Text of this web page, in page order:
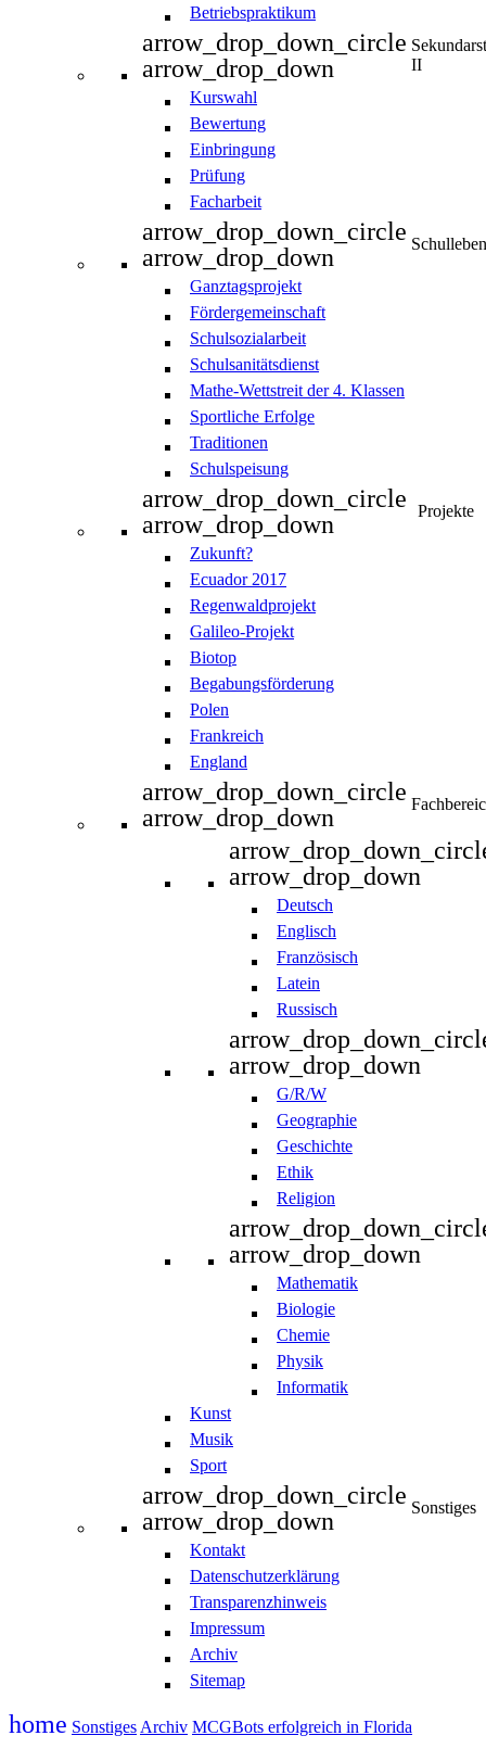
Betriebspraktikum
arrow_drop_down_circle
arrow_drop_down
II
Kurswahl
Bewertung
Einbringung
Prüfung
Facharbeit
arrow_drop_down_circle
arrow_drop_down
Schulleben
Ganztagsprojekt
Fördergemeinschaft
Schulsozialarbeit
Schulsanitätsdienst
Mathe-Wettstreit der 4. Klassen
Sportliche Erfolge
Traditionen
Schulspeisung
arrow_drop_down_circle
arrow_drop_down
Projekte
Zukunft?
Ecuador 2017
Regenwaldprojekt
Galileo-Projekt
Biotop
Begabungsförderung
Polen
Frankreich
England
arrow_drop_down_circle
arrow_drop_down
arrow_drop_down
Deutsch
Englisch
Französisch
Latein
Russisch
arrow_drop_down
G/R/W
Geographie
Geschichte
Ethik
Religion
arrow_drop_down
Mathematik
Biologie
Chemie
Physik
Informatik
Kunst
Musik
Sport
arrow_drop_down_circle
arrow_drop_down
Sonstiges
Kontakt
Datenschutzerklärung
Transparenzhinweis
Impressum
Archiv
Sitemap
home Sonstiges Archiv MCGBots erfolgreich in Florida